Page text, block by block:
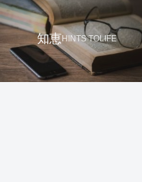
知恵HINTS TOLIFE